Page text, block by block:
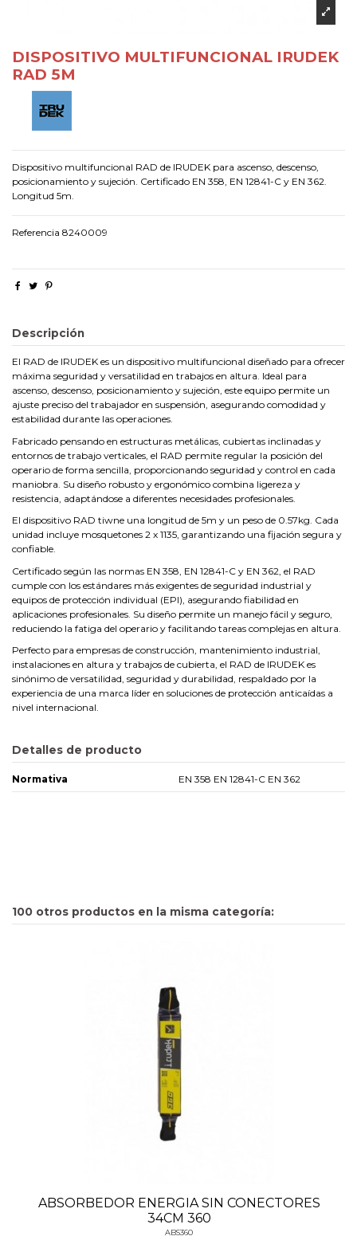
DISPOSITIVO MULTIFUNCIONAL IRUDEK
RAD 5M
Dispositivo multifuncional RAD de IRUDEK para ascenso, descenso,
posicionamiento y sujeción. Certificado EN 358, EN 12841-C y EN 362.
Longitud 5m.
Referencia 8240009
Descripción
El RAD de IRUDEK es un dispositivo multifuncional diseñado para ofrecer
máxima seguridad y versatilidad en trabajos en altura. Ideal para
ascenso, descenso, posicionamiento y sujeción, este equipo permite un
ajuste preciso del trabajador en suspensión, asegurando comodidad y
estabilidad durante las operaciones.
Fabricado pensando en estructuras metálicas, cubiertas inclinadas y
entornos de trabajo verticales, el RAD permite regular la posición del
operario de forma sencilla, proporcionando seguridad y control en cada
maniobra. Su diseño robusto y ergonómico combina ligereza y
resistencia, adaptándose a diferentes necesidades profesionales.
El dispositivo RAD tiwne una longitud de 5m y un peso de 0.57kg. Cada
unidad incluye mosquetones 2 x 1135, garantizando una fijación segura y
confiable.
Certificado según las normas EN 358, EN 12841-C y EN 362, el RAD
cumple con los estándares más exigentes de seguridad industrial y
equipos de protección individual (EPI), asegurando fiabilidad en
aplicaciones profesionales. Su diseño permite un manejo fácil y seguro,
reduciendo la fatiga del operario y facilitando tareas complejas en altura.
Perfecto para empresas de construcción, mantenimiento industrial,
instalaciones en altura y trabajos de cubierta, el RAD de IRUDEK es
sinónimo de versatilidad, seguridad y durabilidad, respaldado por la
experiencia de una marca líder en soluciones de protección anticaídas a
nivel internacional.
Detalles de producto
Normativa EN 358 EN 12841-C EN 362
100 otros productos en la misma categoría:
ABSORBEDOR ENERGIA SIN CONECTORES
34CM 360
ABS360